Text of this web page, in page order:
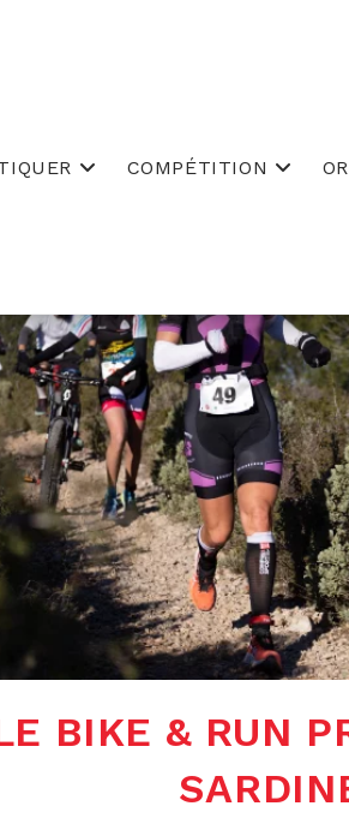
COMPÉTITION
BIKE & RUN